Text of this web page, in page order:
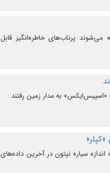
پرتاب‌های خاطره‌انگیز قابل
سیاره نپتون در آخرین داده‌های